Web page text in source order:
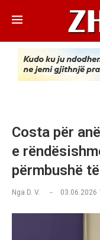
Costa për
e
përmbushë
Nga D. V. 03.06.2026